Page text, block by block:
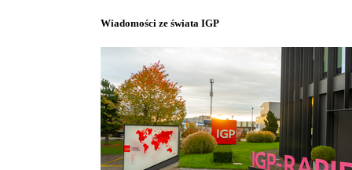
Wiadomości ze świata IGP